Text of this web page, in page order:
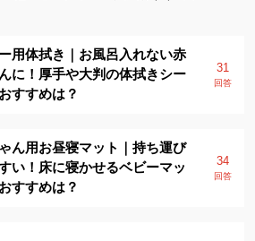
用体拭き｜お風呂入れない赤
に！厚手や大判の体拭きシー
すすめは？
31
回答
ん用お昼寝マット｜持ち運び
い！床に寝かせるベビーマッ
すすめは？
34
回答